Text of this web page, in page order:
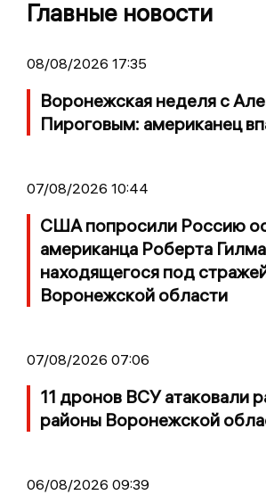
Главные новости
08/08/2026 17:35
Воронежская неделя с
Пироговым: американец
07/08/2026 10:44
США попросили Россию
американца Роберта
находящегося под
Воронежской области
07/08/2026 07:06
11 дронов ВСУ атаковали
районы Воронежской
06/08/2026 09:39